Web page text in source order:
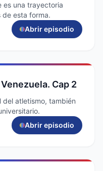
es una trayectoria
esta forma.
Abrir episodio
Cap 2
del atletismo, también
Abrir episodio